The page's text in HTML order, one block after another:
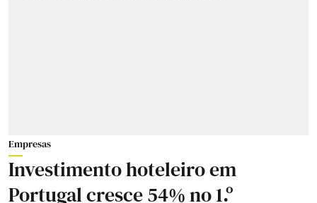
Empresas
Investimento hoteleiro em
Portugal cresce 54% no 1.º